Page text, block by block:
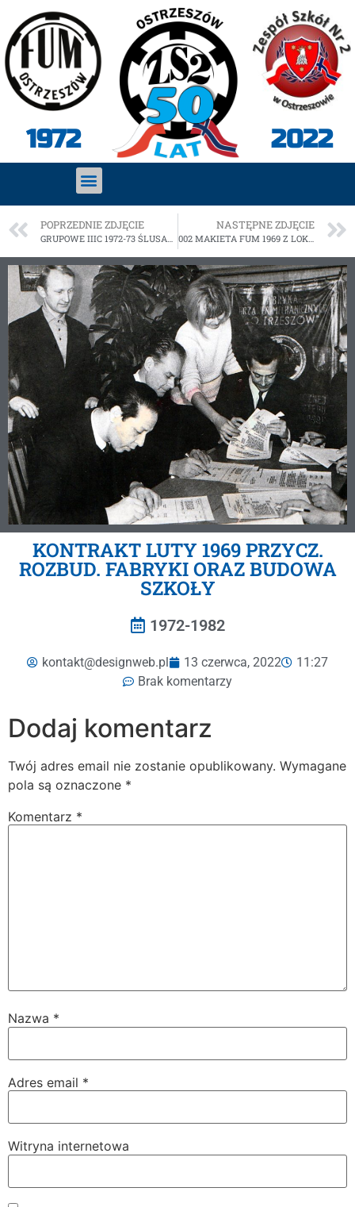
1972 2022
POPRZEDNIE ZDJĘCIE NASTĘPNE ZDJĘCIE
002 MAKIETA FUM 1969 Z LOKALIZACJĄ SZKOŁY
KONTRAKT LUTY 1969 PRZYCZ.
ROZBUD. FABRYKI ORAZ BUDOWA
SZKOŁY
1972-1982
kontakt@designweb.pl 13 czerwca, 2022
11:27
Brak komentarzy
Dodaj komentarz
Twój adres email nie zostanie opublikowany. Wymagane
pola są oznaczone *
Komentarz *
Nazwa *
Adres email *
Witryna internetowa